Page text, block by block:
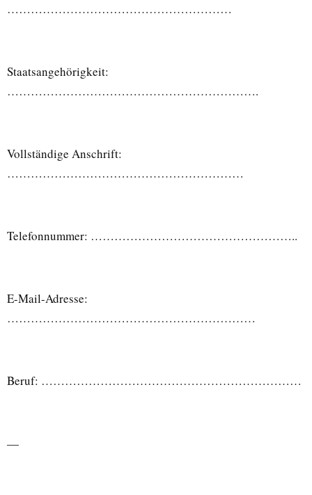
…………………………………………………
Staatsangehörigkeit:
……………………………………………………….
Vollständige Anschrift:
……………………………………………………
Telefonnummer: ……………………………………………..
E-Mail-Adresse:
………………………………………………………
Beruf: …………………………………………………………
—